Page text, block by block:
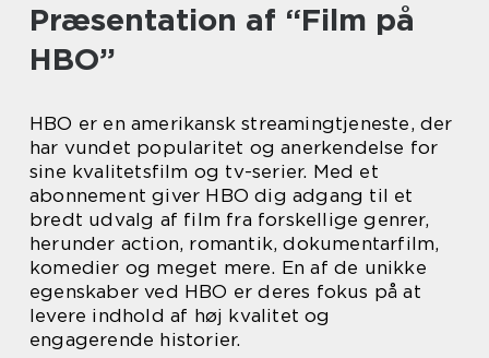
Præsentation af “Film på
HBO”
HBO er en amerikansk streamingtjeneste, der
har vundet popularitet og anerkendelse for
sine kvalitetsfilm og tv-serier. Med et
abonnement giver HBO dig adgang til et
bredt udvalg af film fra forskellige genrer,
herunder action, romantik, dokumentarfilm,
komedier og meget mere. En af de unikke
egenskaber ved HBO er deres fokus på at
levere indhold af høj kvalitet og
engagerende historier.